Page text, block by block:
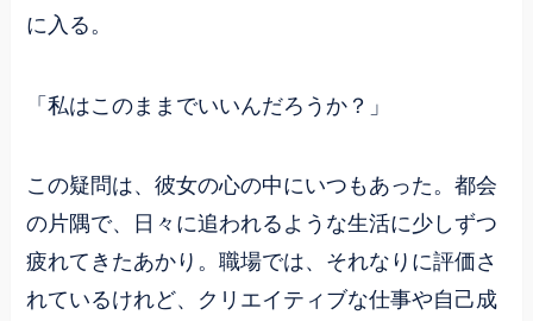
に入る。
「私はこのままでいいんだろうか？」
この疑問は、彼女の心の中にいつもあった。都会
の片隅で、日々に追われるような生活に少しずつ
疲れてきたあかり。職場では、それなりに評価さ
れているけれど、クリエイティブな仕事や自己成